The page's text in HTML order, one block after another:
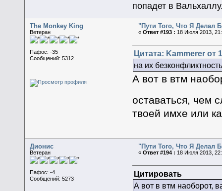
попадет в
The Monkey King
Ветеран
Пафос: -35
Сообщений: 5312
"Пути Того, Что Я
«Ответ #193 : 18 Июля 2013,
Цитата: Kammerer от
на их
А вот в втм
оставаться, чем
твоей имхе или
Дионис
Ветеран
Пафос: -4
Сообщений: 5273
"Пути Того, Что Я
«Ответ #194 : 18 Июля 2013,
Цитировать
А вот в втм наоборот,